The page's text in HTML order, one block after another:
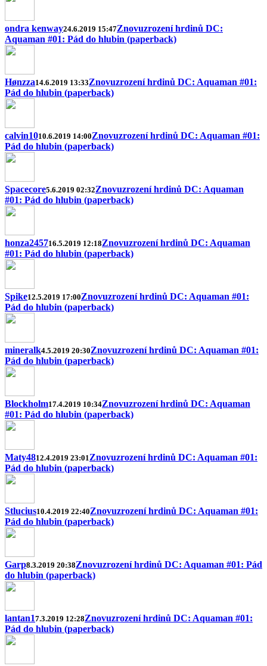
ondra kenway24.6.2019 15:47Znovuzrození hrdinů DC:
Aquaman #01: Pád do hlubin (paperback)
Hønzza14.6.2019 13:33Znovuzrození hrdinů DC: Aquaman #01:
Pád do hlubin (paperback)
calvin1010.6.2019 14:00Znovuzrození hrdinů DC: Aquaman #01:
Pád do hlubin (paperback)
Spacecore5.6.2019 02:32Znovuzrození hrdinů DC: Aquaman
#01: Pád do hlubin (paperback)
honza245716.5.2019 12:18Znovuzrození hrdinů DC: Aquaman
#01: Pád do hlubin (paperback)
Spike12.5.2019 17:00Znovuzrození hrdinů DC: Aquaman #01:
Pád do hlubin (paperback)
mineralk4.5.2019 20:30Znovuzrození hrdinů DC: Aquaman #01:
Pád do hlubin (paperback)
Blockholm17.4.2019 10:34Znovuzrození hrdinů DC: Aquaman
#01: Pád do hlubin (paperback)
Maty4812.4.2019 23:01Znovuzrození hrdinů DC: Aquaman #01:
Pád do hlubin (paperback)
Stlucius10.4.2019 22:40Znovuzrození hrdinů DC: Aquaman #01:
Pád do hlubin (paperback)
Garp8.3.2019 20:38Znovuzrození hrdinů DC: Aquaman #01: Pád
do hlubin (paperback)
lantan17.3.2019 12:28Znovuzrození hrdinů DC: Aquaman #01:
Pád do hlubin (paperback)